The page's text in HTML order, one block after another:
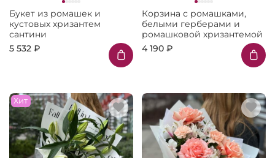
Букет из ромашек и
кустовых хризантем
сантини
5 532 ₽
Корзина с ромашками,
белыми герберами и
ромашковой хризантемой
4 190 ₽
Хит